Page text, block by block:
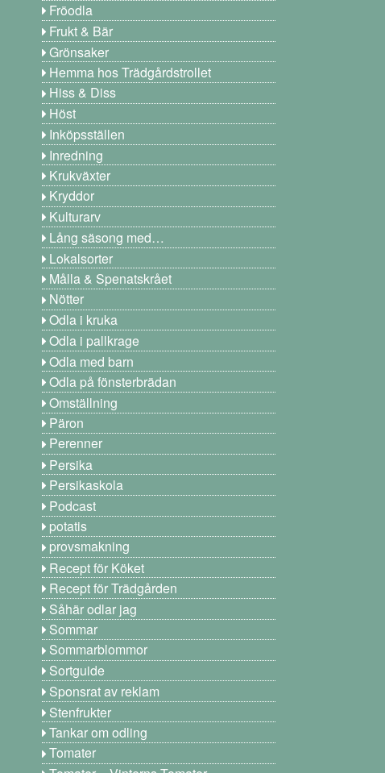
Fröodla
Frukt & Bär
Grönsaker
Hemma hos Trädgårdstrollet
Hiss & Diss
Höst
Inköpsställen
Inredning
Krukväxter
Kryddor
Kulturarv
Lång säsong med…
Lokalsorter
Målla & Spenatskrået
Nötter
Odla i kruka
Odla i pallkrage
Odla med barn
Odla på fönsterbrädan
Omställning
Päron
Perenner
Persika
Persikaskola
Podcast
potatis
provsmakning
Recept för Köket
Recept för Trädgården
Såhär odlar jag
Sommar
Sommarblommor
Sortguide
Sponsrat av reklam
Stenfrukter
Tankar om odling
Tomater